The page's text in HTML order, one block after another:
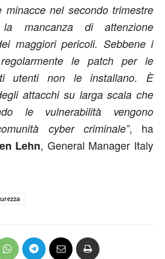
minacce nel secondo trimestre
mancanza di attenzione
maggiori pericoli. Sebbene i
le patch per le
utenti non le installano. È
attacchi su larga scala che
le vulnerabilità vengono
cyber criminale”, ha
Lehn, General Manager Italy